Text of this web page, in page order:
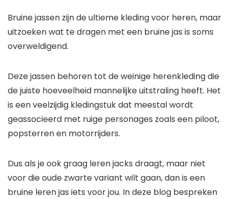
Bruine jassen zijn de ultieme kleding voor heren, maar
uitzoeken wat te dragen met een bruine jas is soms
overweldigend.
Deze jassen behoren tot de weinige herenkleding die
de juiste hoeveelheid mannelijke uitstraling heeft. Het
is een veelzijdig kledingstuk dat meestal wordt
geassocieerd met ruige personages zoals een piloot,
popsterren en motorrijders.
Dus als je ook graag leren jacks draagt, maar niet
voor die oude zwarte variant wilt gaan, dan is een
bruine leren jas iets voor jou. In deze blog bespreken